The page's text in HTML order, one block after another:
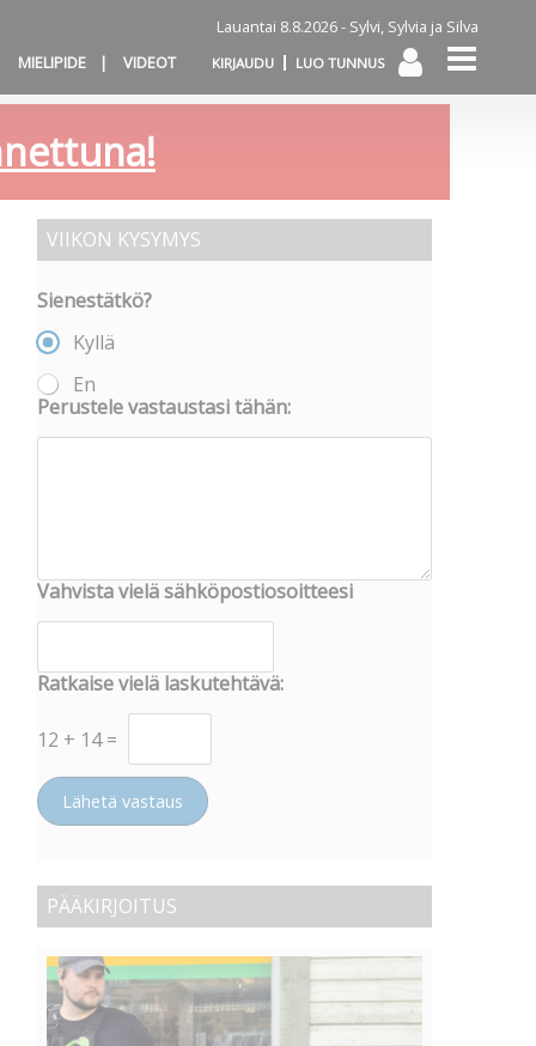
Lauantai 8.8.2026 - Sylvi, Sylvia ja Silva
MIELIPIDE
VIDEOT KIRJAUDU LUO TUNNUS
VIIKON KYSYMYS
Sienestätkö?
Kyllä
En
Perustele vastaustasi tähän:
Vahvista vielä sähköpostiosoitteesi
Ratkaise vielä laskutehtävä:
12 + 14 =
Lähetä vastaus
PÄÄKIRJOITUS